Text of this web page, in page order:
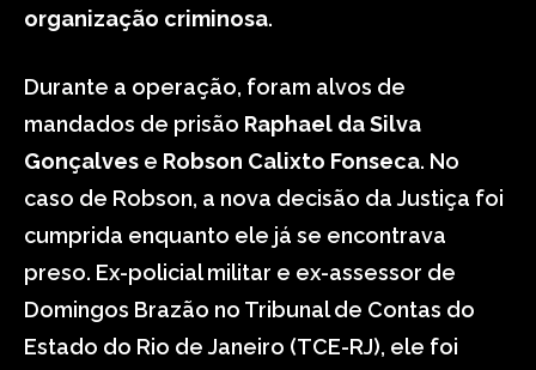
organização criminosa.
Durante a operação, foram alvos de
mandados de prisão Raphael da Silva
Gonçalves e Robson Calixto Fonseca. No
caso de Robson, a nova decisão da Justiça foi
cumprida enquanto ele já se encontrava
preso. Ex-policial militar e ex-assessor de
Domingos Brazão no Tribunal de Contas do
Estado do Rio de Janeiro (TCE-RJ), ele foi